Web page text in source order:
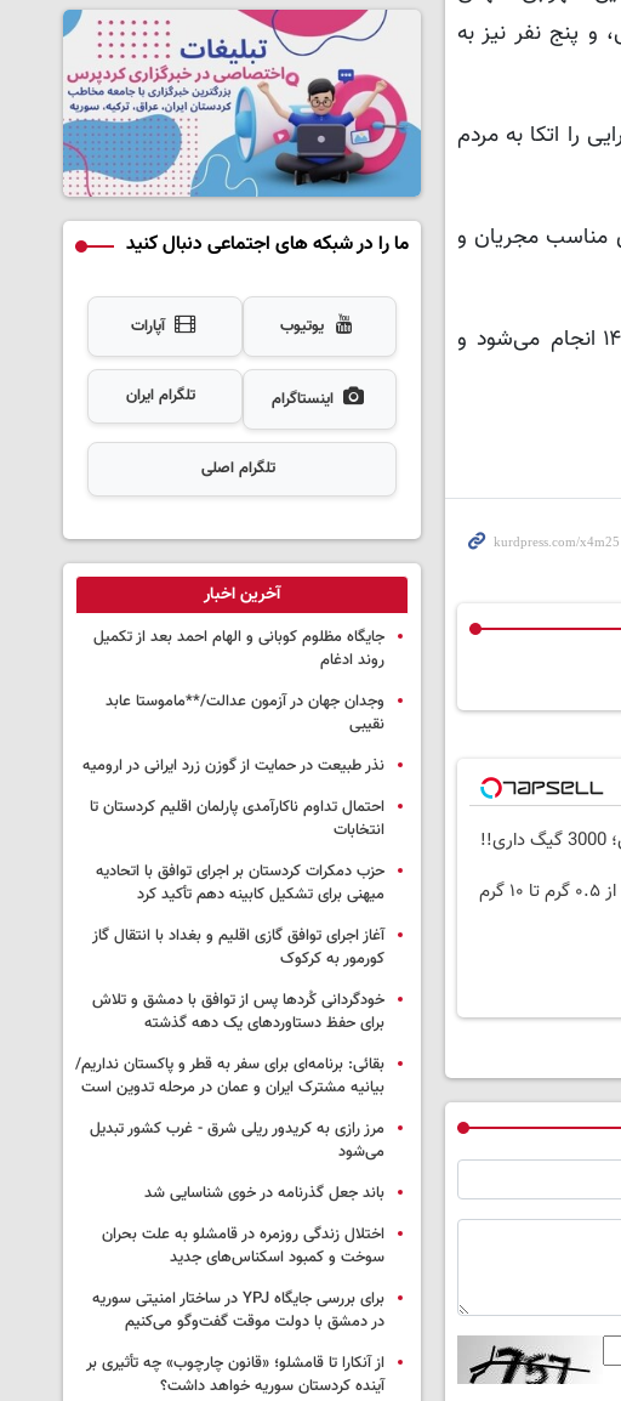
و پنج نفر نیز به
را اتکا به مردم
مناسب مجریان و
بر اساس اعلام فرماندار پاوه، ثبت‌نام داوطلبان عضویت در شوراهای اسلامی شهر از ۲۱ تا ۲۷ دی‌ماه ۱۴۰۴ انجام می‌شود و
ما را در شبکه های اجتماعی دنبال کنید
یوتیوب آپارات
اینستاگرام تلگرام ایران
تلگرام اصلی
آخرین اخبار
جایگاه مظلوم کوبانی و الهام احمد بعد از تکمیل
روند ادغام
وجدان جهان در آزمون عدالت/**ماموستا عابد
نقیبی
نذر طبیعت در حمایت از گوزن زرد ایرانی در ارومیه
احتمال تداوم ناکارآمدی پارلمان اقلیم کردستان تا
انتخابات
حزب دمکرات کردستان بر اجرای توافق با اتحادیه
میهنی برای تشکیل کابینه دهم تأکید کرد
آغاز اجرای توافق گازی اقلیم و بغداد با انتقال گاز
کورمور به کرکوک
خودگردانی کُردها پس از توافق با دمشق و تلاش
برای حفظ دستاوردهای یک دهه گذشته
بقائی: برنامه‌ای برای سفر به قطر و پاکستان نداریم/
بیانیه مشترک ایران و عمان در مرحله تدوین است
مرز رازی به کریدور ریلی شرق - غرب کشور تبدیل
می‌شود
باند جعل گذرنامه در خوی شناسایی شد
اختلال زندگی روزمره در قامشلو به علت بحران
سوخت و کمبود اسکناس‌های جدید
برای بررسی جایگاه YPJ در ساختار امنیتی سوریه
در دمشق با دولت موقت گفت‌وگو می‌کنیم
از آنکارا تا قامشلو؛ «قانون چارچوب» چه تأثیری بر
آینده کردستان سوریه خواهد داشت؟